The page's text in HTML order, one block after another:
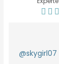
@skygirl07